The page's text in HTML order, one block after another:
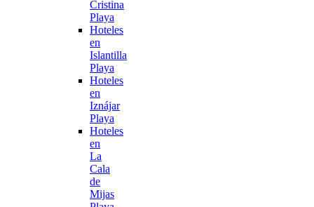
Cristina
Playa
Hoteles
en
Islantilla
Playa
Hoteles
en
Iznájar
Playa
Hoteles
en
La
Cala
de
Mijas